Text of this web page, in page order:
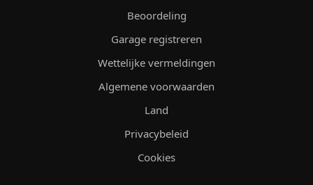
Beoordeling
Garage registreren
Wettelijke vermeldingen
Algemene voorwaarden
Land
Privacybeleid
Cookies